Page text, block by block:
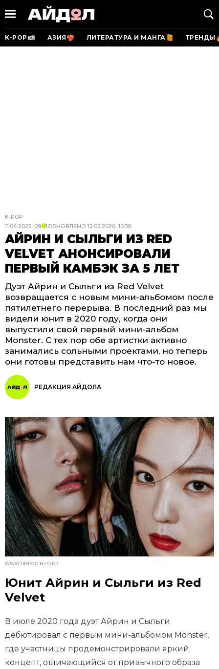
K-POP АЗИЯ ЛИТЕРАТУРА И МАНГА ТРЕНДЫ
K-POP
11.04.2025, 09:01ОБНОВЛЕНО 12.02.2026, 10:30
АЙРИН И СЫЛЬГИ ИЗ RED
VELVET АНОНСИРОВАЛИ
ПЕРВЫЙ КАМБЭК ЗА 5 ЛЕТ
Дуэт Айрин и Сыльги из Red Velvet
возвращается с новым мини-альбомом после
пятилетнего перерыва. В последний раз мы
видели юнит в 2020 году, когда они
выпустили свой первый мини-альбом
Monster. С тех пор обе артистки активно
занимались сольными проектами, но теперь
они готовы представить нам что-то новое.
РЕДАКЦИЯ АЙДОЛА
WWW.DISPATCH.CO.KR
Юнит Айрин и Сыльги из Red
Velvet
В июле 2020 года дуэт Айрин и Сыльги
дебютировал с первым мини-альбомом Monster,
где участницы продемонстрировали яркий
концепт, отличающийся от привычного образа